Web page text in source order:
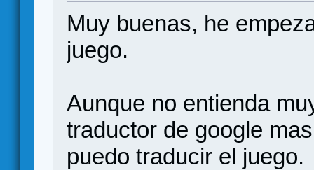
Muy buenas, he
juego.
Aunque no entienda
traductor de google
puedo traducir el juego.